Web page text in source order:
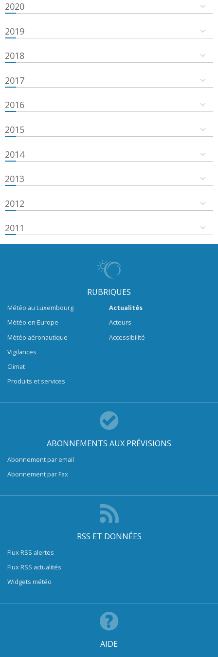
2020
2019
2018
2017
2016
2015
2014
2013
2012
2011
RUBRIQUES
Météo au Luxembourg
Météo en Europe
Météo aéronautique
Vigilances
Climat
Produits et services
Actualités
Acteurs
Accessibilité
ABONNEMENTS AUX PRÉVISIONS
Abonnement par email
Abonnement par Fax
RSS ET DONNÉES
Flux RSS alertes
Flux RSS actualités
Widgets météo
AIDE